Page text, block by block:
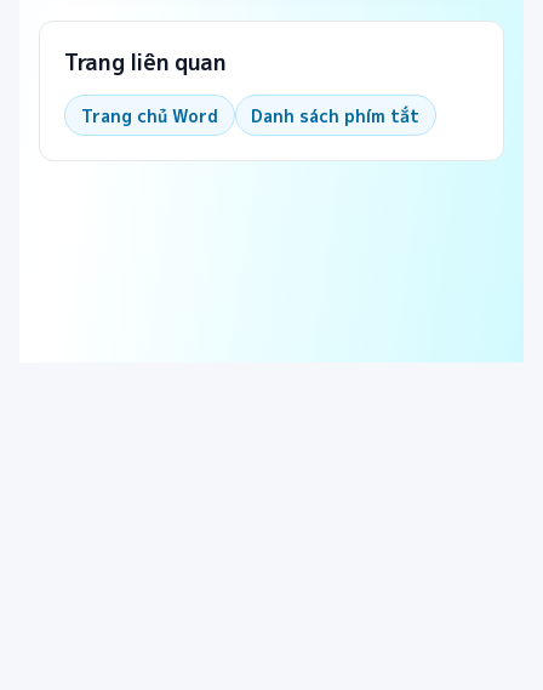
Trang liên quan
Trang chủ Word Danh sách phím tắt